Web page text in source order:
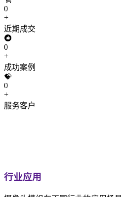
0
+
近期成交
0
+
成功案例
0
+
服务客户
行业应用